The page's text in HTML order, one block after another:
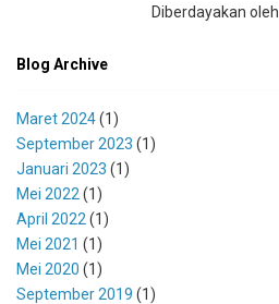
Diberdayakan oleh
Blog Archive
Maret 2024(1)
September 2023 (1)
Januari 2023 (1)
Mei 2022 (1)
April 2022 (1)
Mei 2021 (1)
Mei 2020 (1)
September 2019 (1)